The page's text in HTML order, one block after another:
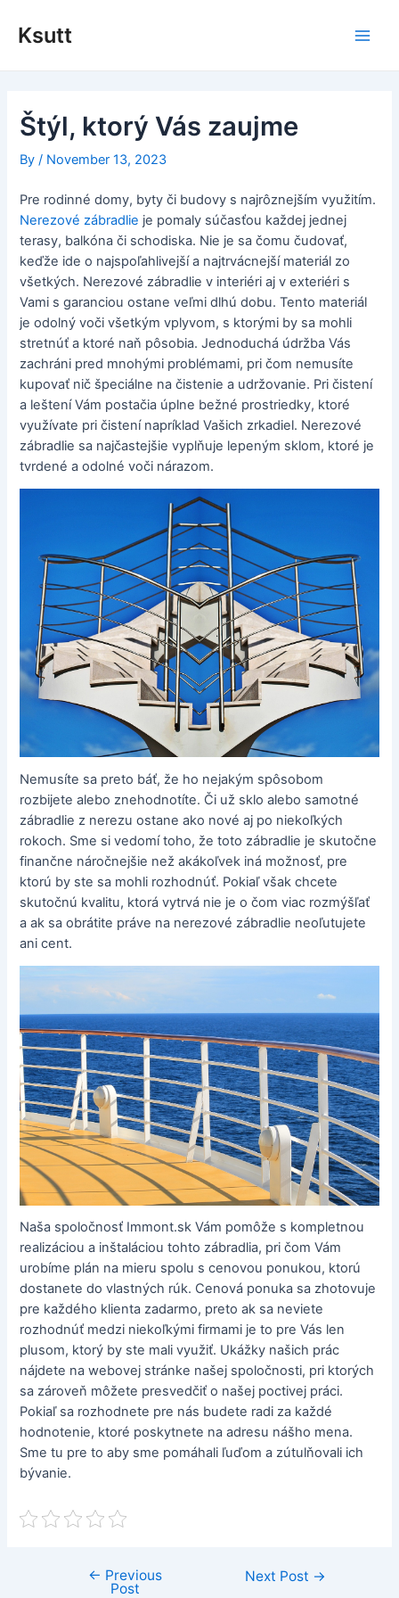
Ksutt
Štýl, ktorý Vás zaujme
By/ November 13, 2023
Pre rodinné domy, byty či budovy s najrôznejším využitím.
Nerezové zábradlie je pomaly súčasťou každej jednej
terasy, balkóna či schodiska. Nie je sa čomu čudovať,
keďže ide o najspoľahlivejší a najtrvácnejší materiál zo
všetkých. Nerezové zábradlie v interiéri aj v exteriéri s
Vami s garanciou ostane veľmi dlhú dobu. Tento materiál
je odolný voči všetkým vplyvom, s ktorými by sa mohli
stretnúť a ktoré naň pôsobia. Jednoduchá údržba Vás
zachráni pred mnohými problémami, pri čom nemusíte
kupovať nič špeciálne na čistenie a udržovanie. Pri čistení
a leštení Vám postačia úplne bežné prostriedky, ktoré
využívate pri čistení napríklad Vašich zrkadiel. Nerezové
zábradlie sa najčastejšie vyplňuje lepeným sklom, ktoré je
tvrdené a odolné voči nárazom.
Nemusíte sa preto báť, že ho nejakým spôsobom
rozbijete alebo znehodnotíte. Či už sklo alebo samotné
zábradlie z nerezu ostane ako nové aj po niekoľkých
rokoch. Sme si vedomí toho, že toto zábradlie je skutočne
finančne náročnejšie než akákoľvek iná možnosť, pre
ktorú by ste sa mohli rozhodnúť. Pokiaľ však chcete
skutočnú kvalitu, ktorá vytrvá nie je o čom viac rozmýšľať
a ak sa obrátite práve na nerezové zábradlie neoľutujete
ani cent.
Naša spoločnosť Immont.sk Vám pomôže s kompletnou
realizáciou a inštaláciou tohto zábradlia, pri čom Vám
urobíme plán na mieru spolu s cenovou ponukou, ktorú
dostanete do vlastných rúk. Cenová ponuka sa zhotovuje
pre každého klienta zadarmo, preto ak sa neviete
rozhodnúť medzi niekoľkými firmami je to pre Vás len
plusom, ktorý by ste mali využiť. Ukážky našich prác
nájdete na webovej stránke našej spoločnosti, pri ktorých
sa zároveň môžete presvedčiť o našej poctivej práci.
Pokiaľ sa rozhodnete pre nás budete radi za každé
hodnotenie, ktoré poskytnete na adresu nášho mena.
Sme tu pre to aby sme pomáhali ľuďom a zútulňovali ich
bývanie.
← Previous
Post
Next Post →